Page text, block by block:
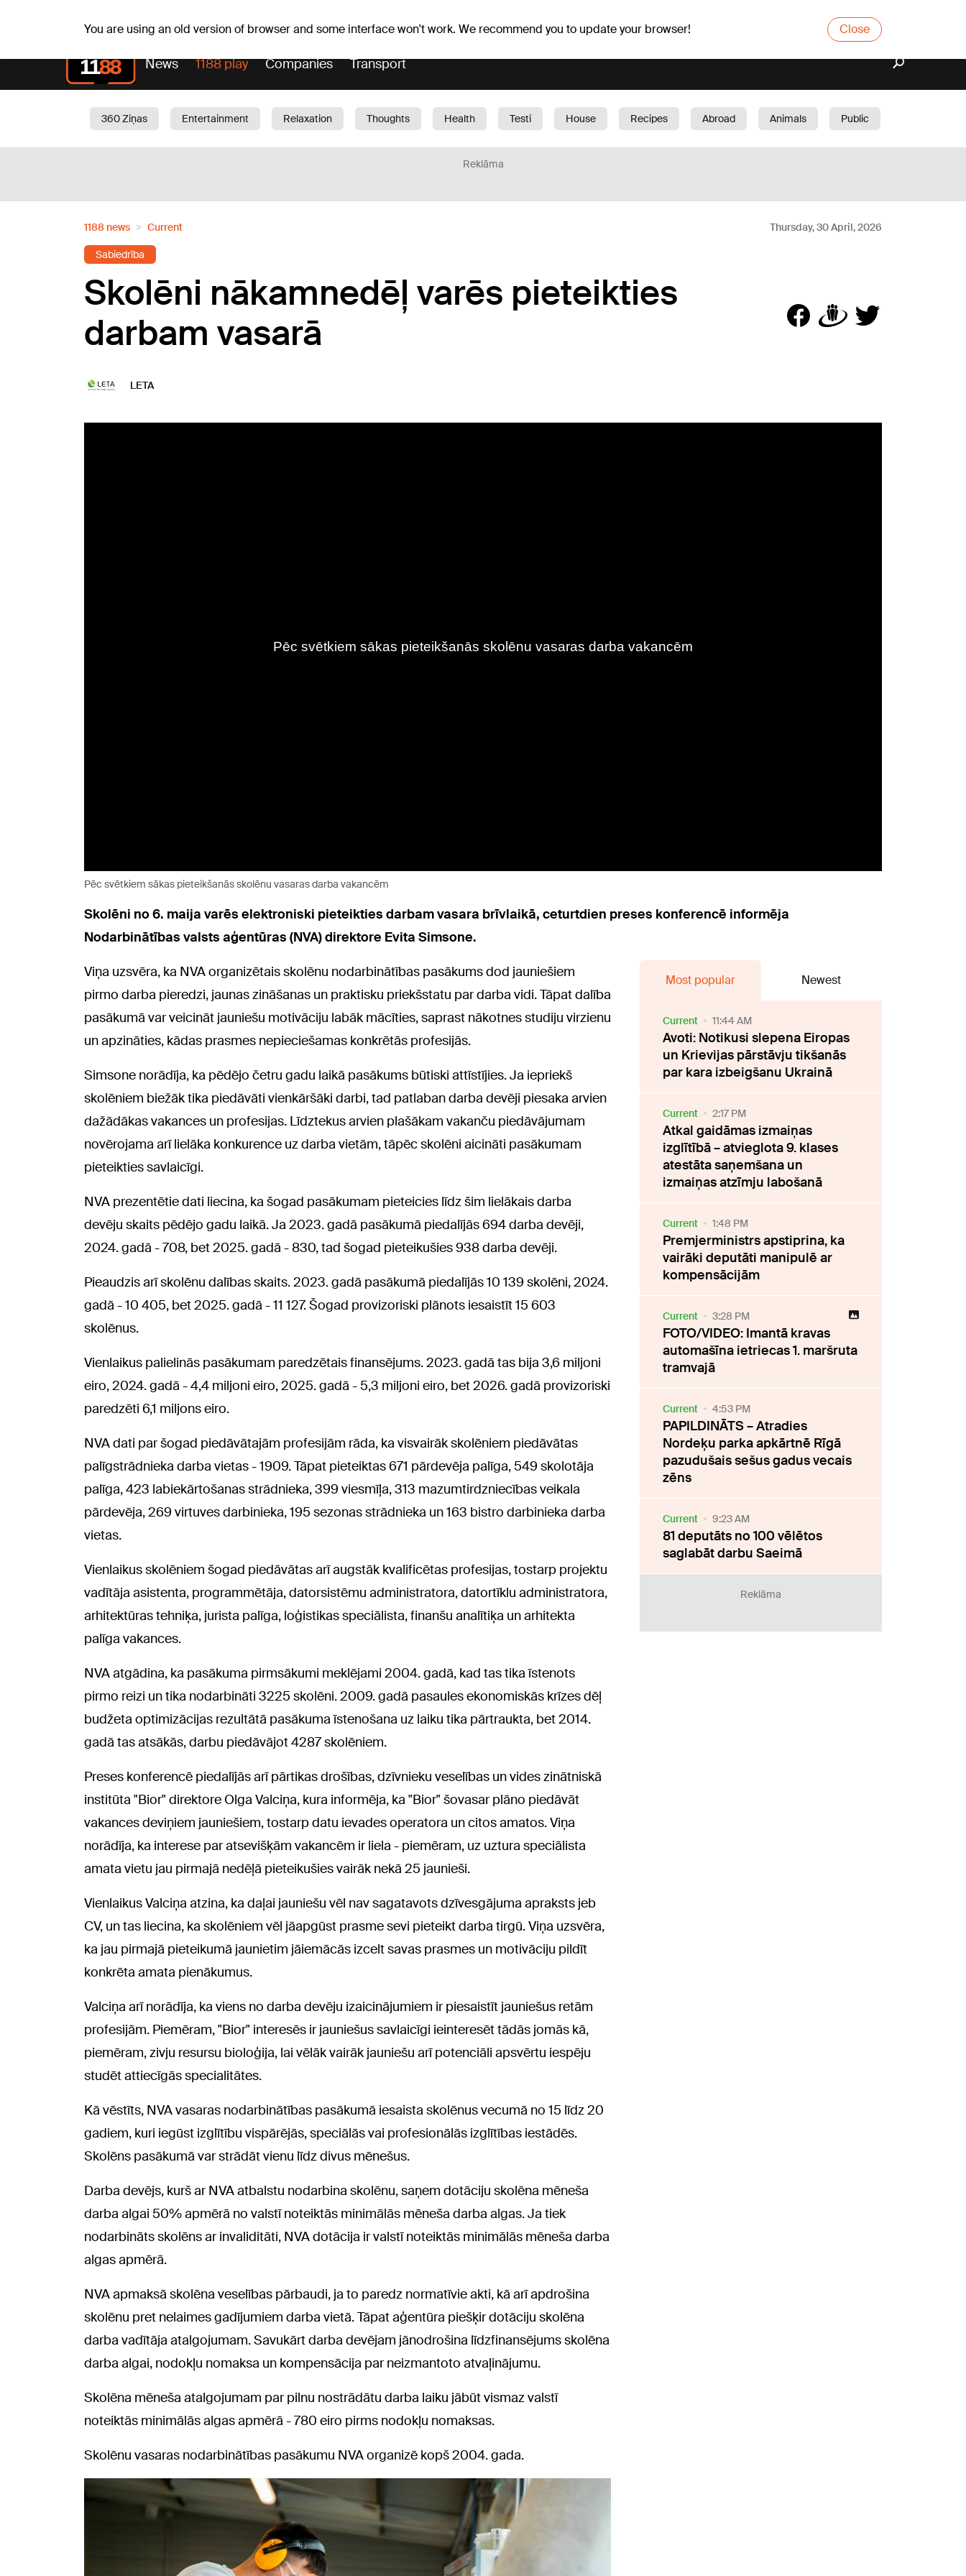
You are using an old version of browser and some interface won't work. We recommend you to update your browser! Close
News 1188 play Companies Transport
360 Ziņas Entertainment Relaxation Thoughts Health Testi House Recipes Abroad Animals
Public
Reklāma
1188 news Current Thursday, 30 April, 2026
Sabiedrība
Skolēni nākamnedēļ varēs pieteikties
darbam vasarā
LETA
Pēc svētkiem sākas pieteikšanās skolēnu vasaras darba vakancēm
Skolēni no 6. maija varēs elektroniski pieteikties darbam vasara brīvlaikā, ceturtdien preses konferencē informēja
Nodarbinātības valsts aģentūras (NVA) direktore Evita Simsone.
Viņa uzsvēra, ka NVA organizētais skolēnu nodarbinātības pasākums dod jauniešiem
pirmo darba pieredzi, jaunas zināšanas un praktisku priekšstatu par darba vidi. Tāpat dalība
pasākumā var veicināt jauniešu motivāciju labāk mācīties, saprast nākotnes studiju virzienu
un apzināties, kādas prasmes nepieciešamas konkrētās profesijās.
Simsone norādīja, ka pēdējo četru gadu laikā pasākums būtiski attīstījies. Ja iepriekš
skolēniem biežāk tika piedāvāti vienkāršāki darbi, tad patlaban darba devēji piesaka arvien
dažādākas vakances un profesijas. Līdztekus arvien plašākam vakanču piedāvājumam
novērojama arī lielāka konkurence uz darba vietām, tāpēc skolēni aicināti pasākumam
pieteikties savlaicīgi.
NVA prezentētie dati liecina, ka šogad pasākumam pieteicies līdz šim lielākais darba
devēju skaits pēdējo gadu laikā. Ja 2023. gadā pasākumā piedalījās 694 darba devēji,
2024. gadā - 708, bet 2025. gadā - 830, tad šogad pieteikušies 938 darba devēji.
Pieaudzis arī skolēnu dalības skaits. 2023. gadā pasākumā piedalījās 10 139 skolēni, 2024.
gadā - 10 405, bet 2025. gadā - 11 127. Šogad provizoriski plānots iesaistīt 15 603
skolēnus.
Vienlaikus palielinās pasākumam paredzētais finansējums. 2023. gadā tas bija 3,6 miljoni
eiro, 2024. gadā - 4,4 miljoni eiro, 2025. gadā - 5,3 miljoni eiro, bet 2026. gadā provizoriski
paredzēti 6,1 miljons eiro.
NVA dati par šogad piedāvātajām profesijām rāda, ka visvairāk skolēniem piedāvātas
palīgstrādnieka darba vietas - 1909. Tāpat pieteiktas 671 pārdevēja palīga, 549 skolotāja
palīga, 423 labiekārtošanas strādnieka, 399 viesmīļa, 313 mazumtirdzniecības veikala
pārdevēja, 269 virtuves darbinieka, 195 sezonas strādnieka un 163 bistro darbinieka darba
vietas.
Vienlaikus skolēniem šogad piedāvātas arī augstāk kvalificētas profesijas, tostarp projektu
vadītāja asistenta, programmētāja, datorsistēmu administratora, datortīklu administratora,
arhitektūras tehniķa, jurista palīga, loģistikas speciālista, finanšu analītiķa un arhitekta
palīga vakances.
NVA atgādina, ka pasākuma pirmsākumi meklējami 2004. gadā, kad tas tika īstenots
pirmo reizi un tika nodarbināti 3225 skolēni. 2009. gadā pasaules ekonomiskās krīzes dēļ
budžeta optimizācijas rezultātā pasākuma īstenošana uz laiku tika pārtraukta, bet 2014.
gadā tas atsākās, darbu piedāvājot 4287 skolēniem.
Preses konferencē piedalījās arī pārtikas drošības, dzīvnieku veselības un vides zinātniskā
institūta "Bior" direktore Olga Valciņa, kura informēja, ka "Bior" šovasar plāno piedāvāt
vakances deviņiem jauniešiem, tostarp datu ievades operatora un citos amatos. Viņa
norādīja, ka interese par atsevišķām vakancēm ir liela - piemēram, uz uztura speciālista
amata vietu jau pirmajā nedēļā pieteikušies vairāk nekā 25 jaunieši.
Vienlaikus Valciņa atzina, ka daļai jauniešu vēl nav sagatavots dzīvesgājuma apraksts jeb
CV, un tas liecina, ka skolēniem vēl jāapgūst prasme sevi pieteikt darba tirgū. Viņa uzsvēra,
ka jau pirmajā pieteikumā jaunietim jāiemācās izcelt savas prasmes un motivāciju pildīt
konkrēta amata pienākumus.
Valciņa arī norādīja, ka viens no darba devēju izaicinājumiem ir piesaistīt jauniešus retām
profesijām. Piemēram, "Bior" interesēs ir jauniešus savlaicīgi ieinteresēt tādās jomās kā,
piemēram, zivju resursu bioloģija, lai vēlāk vairāk jauniešu arī potenciāli apsvērtu iespēju
studēt attiecīgās specialitātes.
Kā vēstīts, NVA vasaras nodarbinātības pasākumā iesaista skolēnus vecumā no 15 līdz 20
gadiem, kuri iegūst izglītību vispārējās, speciālās vai profesionālās izglītības iestādēs.
Skolēns pasākumā var strādāt vienu līdz divus mēnešus.
Darba devējs, kurš ar NVA atbalstu nodarbina skolēnu, saņem dotāciju skolēna mēneša
darba algai 50% apmērā no valstī noteiktās minimālās mēneša darba algas. Ja tiek
nodarbināts skolēns ar invaliditāti, NVA dotācija ir valstī noteiktās minimālās mēneša darba
algas apmērā.
NVA apmaksā skolēna veselības pārbaudi, ja to paredz normatīvie akti, kā arī apdrošina
skolēnu pret nelaimes gadījumiem darba vietā. Tāpat aģentūra piešķir dotāciju skolēna
darba vadītāja atalgojumam. Savukārt darba devējam jānodrošina līdzfinansējums skolēna
darba algai, nodokļu nomaksa un kompensācija par neizmantoto atvaļinājumu.
Skolēna mēneša atalgojumam par pilnu nostrādātu darba laiku jābūt vismaz valstī
noteiktās minimālās algas apmērā - 780 eiro pirms nodokļu nomaksas.
Skolēnu vasaras nodarbinātības pasākumu NVA organizē kopš 2004. gada.
Most popular Newest
Current 11:44 AM
Avoti: Notikusi slepena Eiropas
un Krievijas pārstāvju tikšanās
par kara izbeigšanu Ukrainā
Current 2:17 PM
Atkal gaidāmas izmaiņas
izglītībā – atvieglota 9. klases
atestāta saņemšana un
izmaiņas atzīmju labošanā
Current 1:48 PM
Premjerministrs apstiprina, ka
vairāki deputāti manipulē ar
kompensācijām
Current 3:28 PM
FOTO/VIDEO: Imantā kravas
automašīna ietriecas 1. maršruta
tramvajā
Current 4:53 PM
PAPILDINĀTS – Atradies
Nordeķu parka apkārtnē Rīgā
pazudušais sešus gadus vecais
zēns
Current 9:23 AM
81 deputāts no 100 vēlētos
saglabāt darbu Saeimā
Reklāma